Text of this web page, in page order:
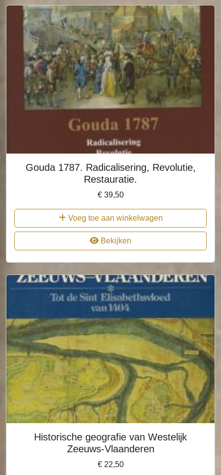
Gouda 1787. Radicalisering, Revolutie,
Restauratie.
€39,50
Voeg toe aan winkelwagen
Bekijken
Historische geografie van Westelijk
Zeeuws-Vlaanderen
€22,50